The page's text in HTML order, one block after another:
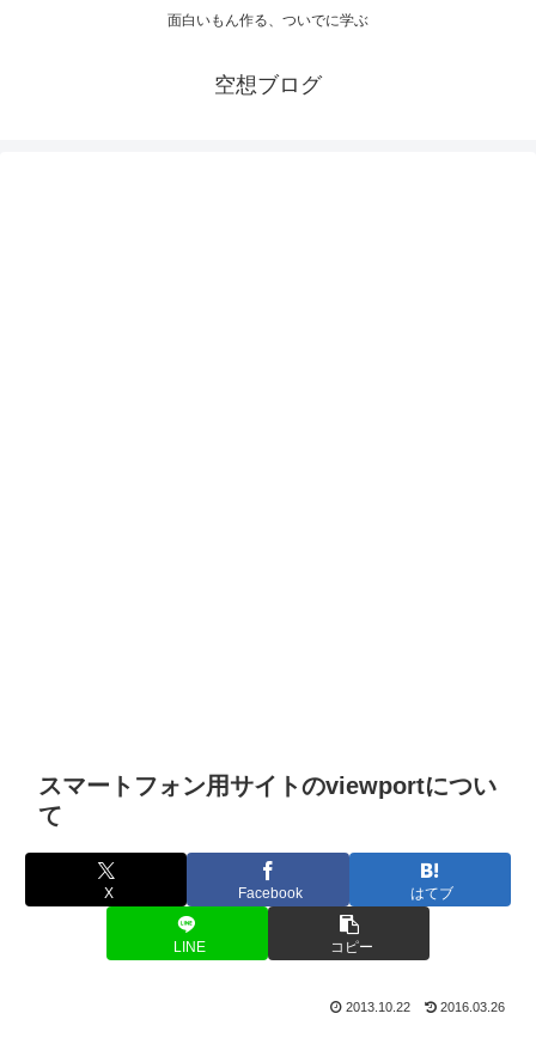
面白いもん作る、ついでに学ぶ
空想ブログ
スマートフォン用サイトのviewportについ
て
X Facebook はてブ
LINE コピー
2013.10.22 2016.03.26